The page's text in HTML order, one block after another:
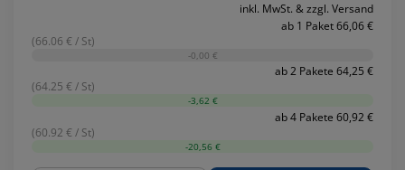
inkl. MwSt. & zzgl. Versand
ab 1 Paket 66,06 €
(66.06 € / St)
-0,00 €
ab 2 Pakete 64,25 €
(64.25 € / St)
-3,62 €
ab 4 Pakete 60,92 €
(60.92 € / St)
-20,56 €